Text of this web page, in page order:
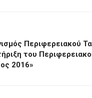
Περιφερειακού
του
2016»